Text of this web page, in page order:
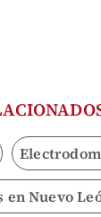
en Nuevo